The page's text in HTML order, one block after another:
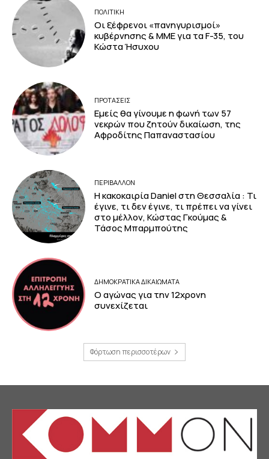
ΠΟΛΙΤΙΚΗ
Οι ξέφρενοι «πανηγυρισμοί»
κυβέρνησης & ΜΜΕ για τα F-35, του
Κώστα Ήσυχου
ΠΡΟΤΑΣΕΙΣ
Εμείς θα γίνουμε η φωνή των 57
νεκρών που ζητούν δικαίωση, της
Αφροδίτης Παπαναστασίου
ΠΕΡΙΒΆΛΛΟΝ
Η κακοκαιρία Daniel στη Θεσσαλία : Τι
έγινε, τι δεν έγινε, τι πρέπει να γίνει
στο μέλλον, Κώστας Γκούμας &
Τάσος Μπαρμπούτης
ΔΗΜΟΚΡΑΤΙΚΆ ΔΙΚΑΙΏΜΑΤΑ
Ο αγώνας για την 12χρονη
συνεχίζεται
Φόρτωση περισσοτέρων